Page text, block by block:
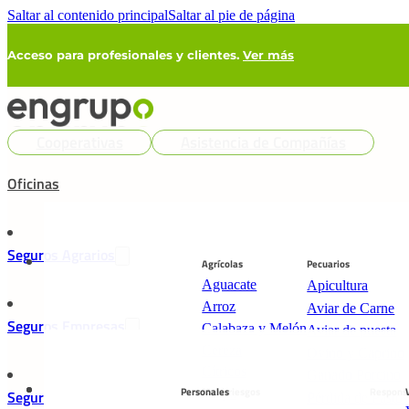
Saltar al contenido principalSaltar al pie de página
Acceso para profesionales y clientes. Ver más
Oficinas
Seguros Agrarios Agrícolas
Aguacate
Arroz
Calabaza y Melón
Caqui
Pecuarios
Apicultura
Aviar de Carne
Aviar de puesta
Pérdida de Pastos
Seguros Empresas
Multirriesgos
Seguros Particulares Personales